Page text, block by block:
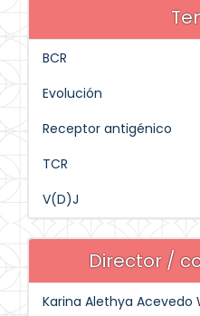
BCR
Evolución
Receptor antigénico
TCR
V(D)J
Director /
Karina Alethya Acevedo